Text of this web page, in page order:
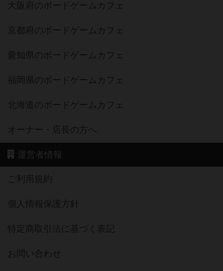
大阪府のボードゲームカフェ
京都府のボードゲームカフェ
愛知県のボードゲームカフェ
福岡県のボードゲームカフェ
北海道のボードゲームカフェ
オーナー・店長の方へ
運営者情報
ご利用規約
個人情報保護方針
特定商取引法に基づく表記
お問い合わせ